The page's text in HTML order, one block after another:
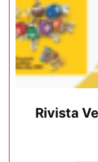
Rivista